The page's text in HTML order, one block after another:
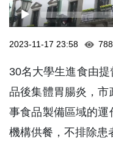
2023-11-17 23:58 788
30名大學生進食由
品後集體胃腸炎，
事食品製備區域的
機構供餐，不排除患